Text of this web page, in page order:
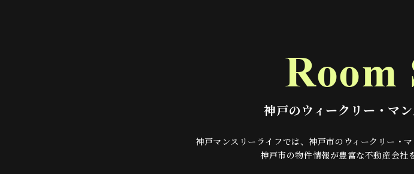
Room
神戸のウィークリー・マ
神戸マンスリーライフでは、神戸市のウィークリー・
神戸市の物件情報が豊富な不動産会社